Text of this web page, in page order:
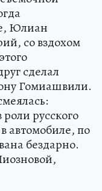
Юлиан
со вздохом
сделал
Гомиашвили.
русского
автомобиле, по
бездарно.